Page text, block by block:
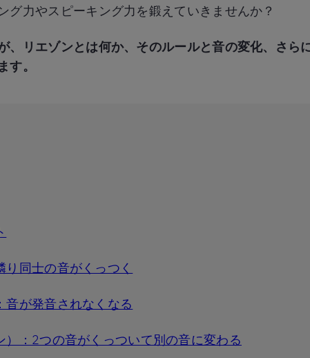
グ力やスピーキング力を鍛えていきませんか？
、リエゾンとは何か、そのルールと音の変化、さら
す。
同士の音がくっつく
音が発音されなくなる
）：2つの音がくっついて別の音に変わる